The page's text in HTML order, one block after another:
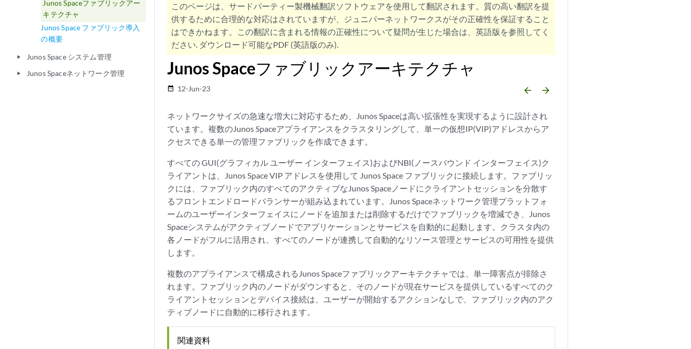
Junos Spaceファブリックアー
キテクチャ
Junos Space ファブリック導入
の概要
play_arrow Junos Space システム管理
play_arrow Junos Spaceネットワーク管理
このページは、サードパーティー製機械翻訳ソフトウェアを使用して翻訳されます。質の高い翻訳を提
供するために合理的な対応はされていますが、ジュニパーネットワークスがその正確性を保証すること
はできかねます。この翻訳に含まれる情報の正確性について疑問が生じた場合は、英語版を参照してく
ださい. ダウンロード可能なPDF (英語版のみ).
Junos Spaceファブリックアーキテクチャ
date_range 12-Jun-23 arrow_backward arrow_forward
ネットワークサイズの急速な増大に対応するため、Junos Spaceは高い拡張性を実現するように設計され
ています。複数のJunos Spaceアプライアンスをクラスタリングして、単一の仮想IP(VIP)アドレスからア
クセスできる単一の管理ファブリックを作成できます。
すべての GUI(グラフィカル ユーザー インターフェイス)およびNBI(ノースバウンド インターフェイス)ク
ライアントは、Junos Space VIP アドレスを使用して Junos Space ファブリックに接続します。ファブリッ
クには、ファブリック内のすべてのアクティブなJunos Spaceノードにクライアントセッションを分散す
るフロントエンドロードバランサーが組み込まれています。Junos Spaceネットワーク管理プラットフォ
ームのユーザーインターフェイスにノードを追加または削除するだけでファブリックを増減でき、Junos
Spaceシステムがアクティブノードでアプリケーションとサービスを自動的に起動します。クラスタ内の
各ノードがフルに活用され、すべてのノードが連携して自動的なリソース管理とサービスの可用性を提供
します。
複数のアプライアンスで構成されるJunos Spaceファブリックアーキテクチャでは、単一障害点が排除さ
れます。ファブリック内のノードがダウンすると、そのノードが現在サービスを提供しているすべてのク
ライアントセッションとデバイス接続は、ユーザーが開始するアクションなしで、ファブリック内のアク
ティブノードに自動的に移行されます。
関連資料